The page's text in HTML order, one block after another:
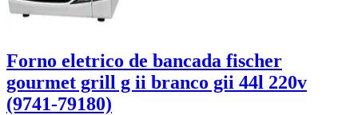
Forno eletrico de bancada fischer
gourmet grill g ii branco gii 44l 220v
(9741-79180)